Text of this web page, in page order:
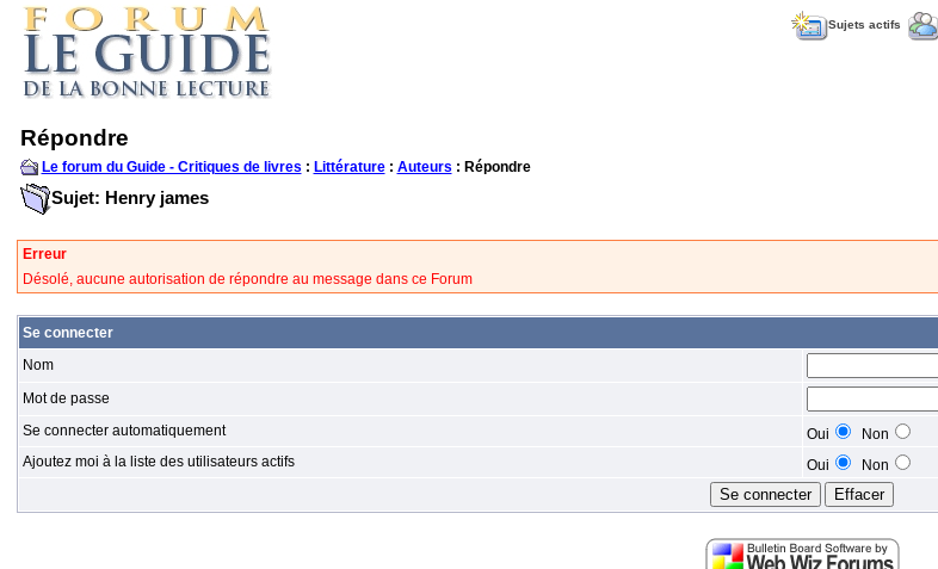
Sujets actifs
Répondre
Le forum du Guide - Critiques de livres : Littérature: Auteurs : Répondre
Sujet: Henry james
Erreur
Désolé, aucune autorisation de répondre au message dans ce Forum
Se connecter
Nom
Mot de passe
Se connecter automatiquement
Oui
Non
Ajoutez moi à la liste des utilisateurs actifs
Oui Non